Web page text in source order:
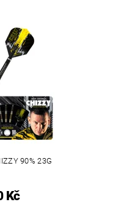
90% 23G
Kč